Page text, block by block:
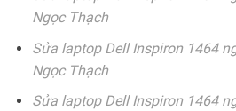
Ngọc Thạch
Sửa laptop Dell Inspiron 1464
Ngọc Thạch
Sửa laptop Dell Inspiron 1464